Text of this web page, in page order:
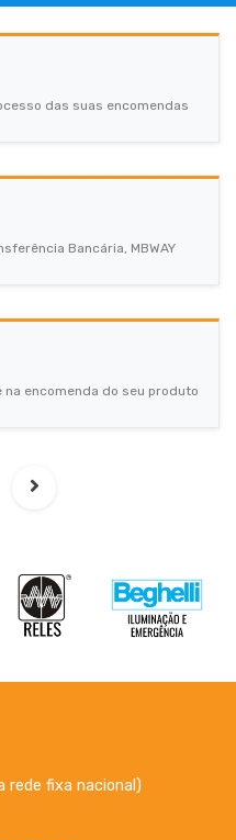
das suas encomendas
Bancária, MBWAY
na encomenda do seu produto
rede fixa nacional)